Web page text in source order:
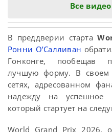
Все
В преддверии старта
Ронни О’Салливан
Гонконге, пообещав
лучшую форму. В
сетях, адресованном
надежду на успешное
который стартует на
World Grand Prix 2026,